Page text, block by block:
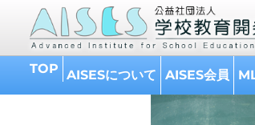
TOP AISESについて AISES会員